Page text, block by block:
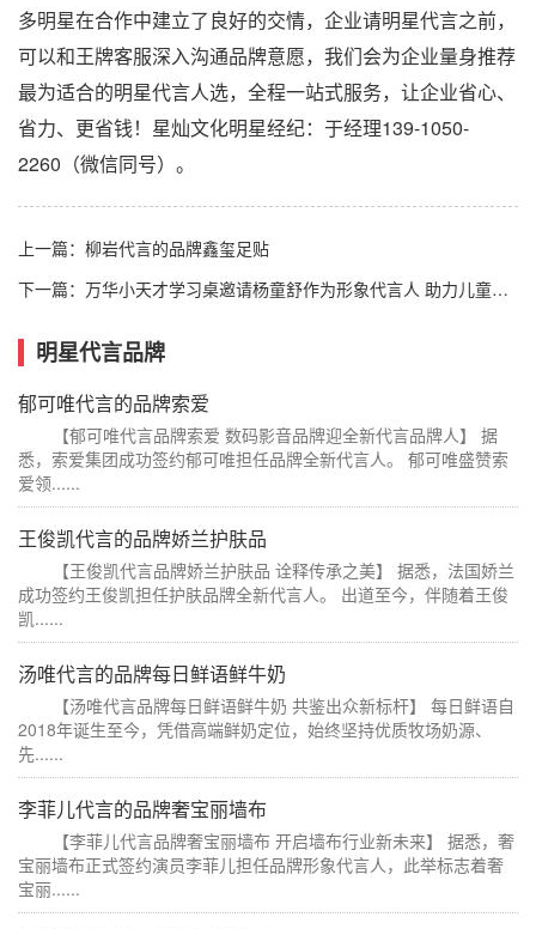
多明星在合作中建立了良好的交情，企业请明星代言之前，
可以和王牌客服深入沟通品牌意愿，我们会为企业量身推荐
最为适合的明星代言人选，全程一站式服务，让企业省心、
省力、更省钱！星灿文化明星经纪：于经理139-1050-
2260（微信同号）。
上一篇： 柳岩代言的品牌鑫玺足贴
下一篇： 万华小天才学习桌邀请杨童舒作为形象代言人 助力儿童健康成长！
明星代言品牌
郁可唯代言的品牌索爱
【郁可唯代言品牌索爱 数码影音品牌迎全新代言品牌人】 据
悉，索爱集团成功签约郁可唯担任品牌全新代言人。 郁可唯盛赞索
爱领......
王俊凯代言的品牌娇兰护肤品
【王俊凯代言品牌娇兰护肤品 诠释传承之美】 据悉，法国娇兰
成功签约王俊凯担任护肤品牌全新代言人。 出道至今，伴随着王俊
凯......
汤唯代言的品牌每日鲜语鲜牛奶
【汤唯代言品牌每日鲜语鲜牛奶 共鉴出众新标杆】 每日鲜语自
2018年诞生至今，凭借高端鲜奶定位，始终坚持优质牧场奶源、
先......
李菲儿代言的品牌奢宝丽墙布
【李菲儿代言品牌奢宝丽墙布 开启墙布行业新未来】 据悉，奢
宝丽墙布正式签约演员李菲儿担任品牌形象代言人，此举标志着奢
宝丽......